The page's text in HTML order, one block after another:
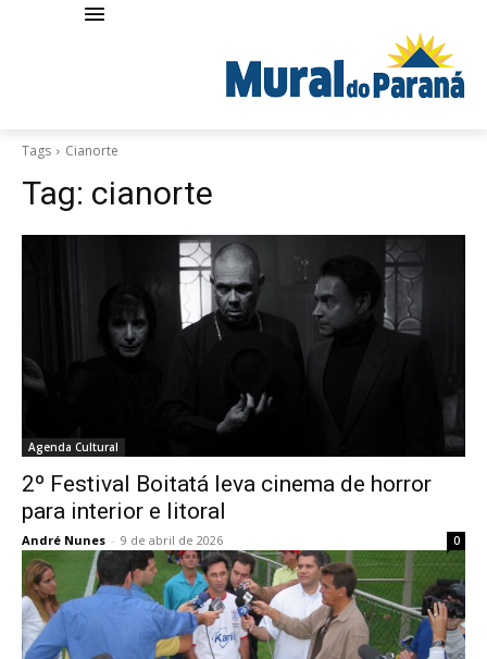
Tags Cianorte
Tag: cianorte
Agenda Cultural
2º Festival Boitatá leva cinema de horror
para interior e litoral
André Nunes - 9 de abril de 2026 0